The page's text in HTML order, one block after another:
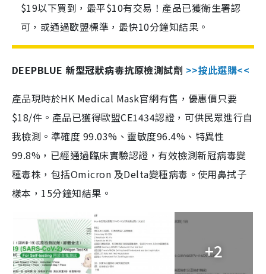
$19以下買到，最平$10有交易！產品已獲衛生署認
可，或通過歐盟標準，最快10分鐘知結果。
DEEPBLUE 新型冠狀病毒抗原檢測試劑 >>按此選購<<
產品現時於HK Medical Mask官網有售，優惠價只要
$18/件。產品已獲得歐盟CE1434認證，可供民眾進行自
我檢測。準確度 99.03%、靈敏度96.4%、特異性
99.8%，已經通過臨床實驗認證，有效檢測新冠病毒變
種毒株，包括Omicron 及Delta變種病毒。使用鼻拭子
樣本，15分鐘知結果。
+2